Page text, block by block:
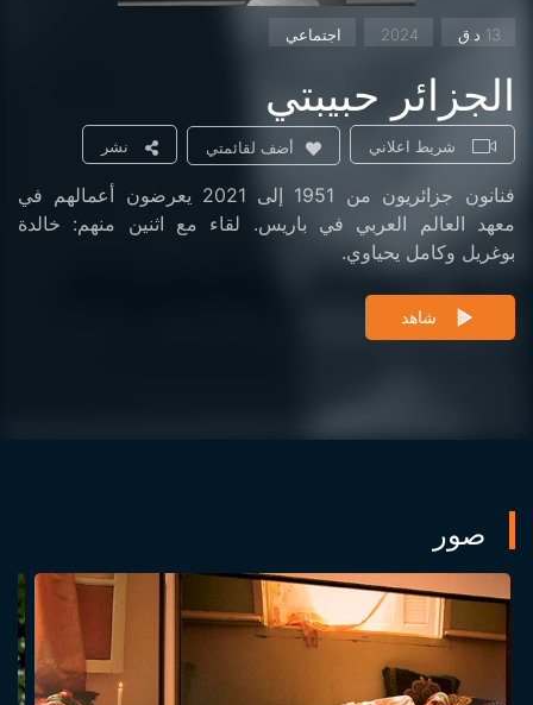
2024 اجتماعي
الجزائر حبيبتي
شريط اعلاني أضف لقائمتي نشر
فنانون جزائريون من 1951 إلى 2021 يعرضون أعمالهم في
معهد العالم العربي في باريس. لقاء مع اثنين منهم: خالدة
بوغريل وكامل يحياوي.
شاهد
صور